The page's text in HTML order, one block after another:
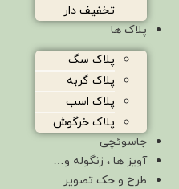
تخفیف دار
پلاک ها
پلاک سگ
پلاک گربه
پلاک اسب
پلاک خرگوش
جاسوئچی
آویز ها ، زنگوله و…
طرح و حک تصویر